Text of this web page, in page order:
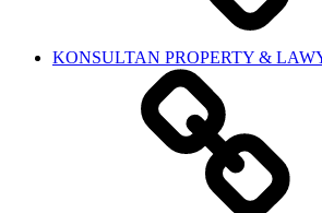
KONSULTAN PROPERTY &